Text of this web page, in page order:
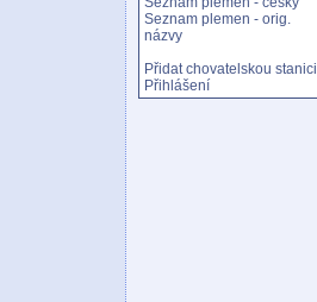
Seznam plemen - orig.
názvy
Přidat chovatelskou stanici
Přihlášení